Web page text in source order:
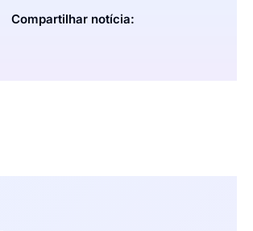
Compartilhar notícia: